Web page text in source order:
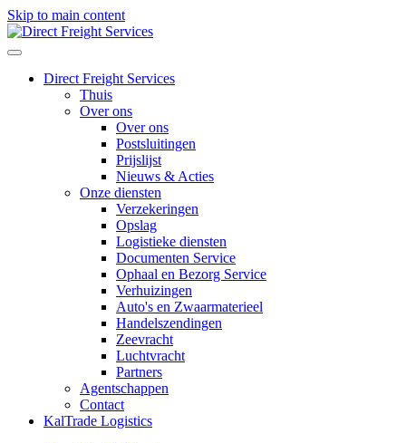
Skip to main content
Direct Freight Services
Thuis
Over ons
Over ons
Postsluitingen
Prijslijst
Nieuws & Acties
Onze diensten
Verzekeringen
Opslag
Logistieke diensten
Documenten Service
Ophaal en Bezorg Service
Verhuizingen
Auto's en Zwaarmaterieel
Handelszendingen
Zeevracht
Luchtvracht
Partners
Agentschappen
Contact
KalTrade Logistics